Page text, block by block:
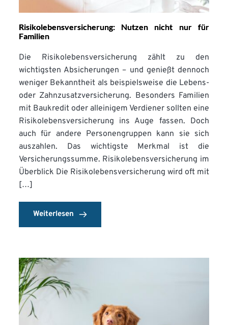
Risikolebensversicherung: Nutzen nicht nur für
Familien
Die Risikolebensversicherung zählt zu den
wichtigsten Absicherungen – und genießt dennoch
weniger Bekanntheit als beispielsweise die Lebens-
oder Zahnzusatzversicherung. Besonders Familien
mit Baukredit oder alleinigem Verdiener sollten eine
Risikolebensversicherung ins Auge fassen. Doch
auch für andere Personengruppen kann sie sich
auszahlen. Das wichtigste Merkmal ist die
Versicherungssumme. Risikolebensversicherung im
Überblick Die Risikolebensversicherung wird oft mit
[…]
Weiterlesen